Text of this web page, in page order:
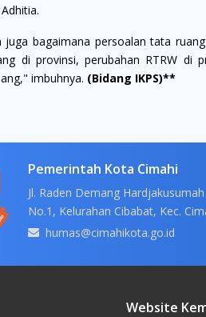
juga bagaimana persoalan tata
di provinsi, perubahan RTRW di
imbuhnya. (Bidang IKPS)**
Pemerintah Kota Cimahi
Jl. Raden Demang
No.1, Kelurahan Cibabat, Kec.
humas@cimahikota.go.id
Website